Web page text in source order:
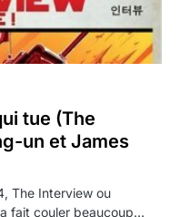
tue (The
un et James
The Interview ou
fait couler beaucoup…